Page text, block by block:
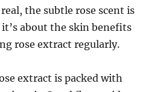
the subtle rose scent is
about the skin benefits
rose extract regularly.
extract is packed with